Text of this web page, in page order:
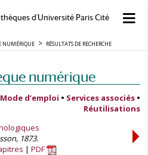
d'Université Paris Cité
NUMÉRIQUE RÉSULTATS DE RECHERCHE
numérique
Mode d’emploi • Services associés •
Réutilisations
1873.
PDF